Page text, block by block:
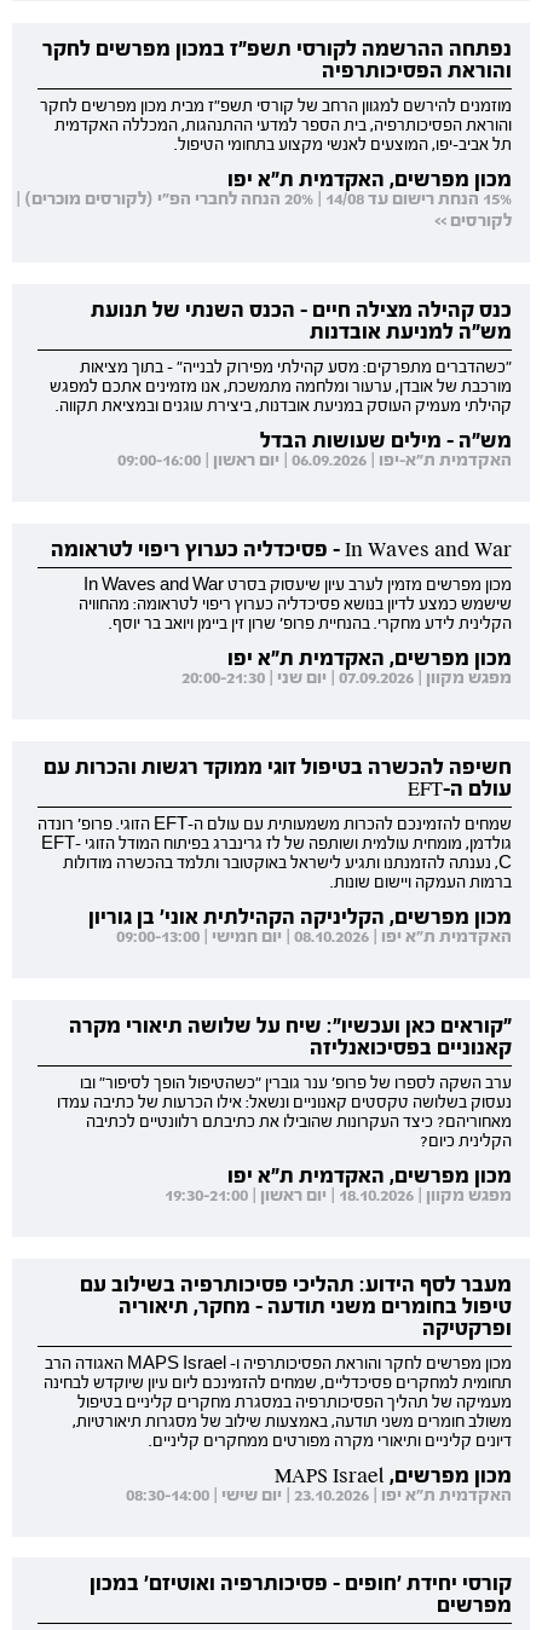
נפתחה ההרשמה לקורסי תשפ"ז במכון מפרשים לחקר
והוראת הפסיכותרפיה
מוזמנים להירשם למגוון הרחב של קורסי תשפ"ז מבית מכון מפרשים לחקר
והוראת הפסיכותרפיה, בית הספר למדעי ההתנהגות, המכללה האקדמית
תל אביב-יפו, המוצעים לאנשי מקצוע בתחומי הטיפול.
מכון מפרשים, האקדמית ת"א יפו
15% הנחת רישום עד 14/08 | 20% הנחה לחברי הפ"י (לקורסים מוכרים) |
לקורסים >>
כנס קהילה מצילה חיים - הכנס השנתי של תנועת
מש"ה למניעת אובדנות
"כשהדברים מתפרקים: מסע קהילתי מפירוק לבנייה" - בתוך מציאות
מורכבת של אובדן, ערעור ומלחמה מתמשכת, אנו מזמינים אתכם למפגש
קהילתי מעמיק העוסק במניעת אובדנות, ביצירת עוגנים ובמציאת תקווה.
מש"ה - מילים שעושות הבדל
האקדמית ת"א-יפו | 06.09.2026 | יום ראשון | 09:00-16:00
In Waves and War - פסיכדליה כערוץ ריפוי לטראומה
מכון מפרשים מזמין לערב עיון שיעסוק בסרט In Waves and War
שישמש כמצע לדיון בנושא פסיכדליה כערוץ ריפוי לטראומה: מהחוויה
הקלינית לידע מחקרי. בהנחיית פרופ' שרון זין ביימן ויואב בר יוסף.
מכון מפרשים, האקדמית ת"א יפו
מפגש מקוון | 07.09.2026 | יום שני | 20:00-21:30
חשיפה להכשרה בטיפול זוגי ממוקד רגשות והכרות עם
עולם ה-EFT
שמחים להזמינכם להכרות משמעותית עם עולם ה-EFT הזוגי. פרופ' רונדה
גולדמן, מומחית עולמית ושותפה של לז גרינברג בפיתוח המודל הזוגי EFT-
C, נענתה להזמנתנו ותגיע לישראל באוקטובר ותלמד בהכשרה מודולות
ברמות העמקה ויישום שונות.
מכון מפרשים, הקליניקה הקהילתית אוני' בן גוריון
האקדמית ת"א יפו | 08.10.2026 | יום חמישי | 09:00-13:00
"קוראים כאן ועכשיו": שיח על שלושה תיאורי מקרה
קאנוניים בפסיכואנליזה
ערב השקה לספרו של פרופ' ענר גוברין "כשהטיפול הופך לסיפור" ובו
נעסוק בשלושה טקסטים קאנוניים ונשאל: אילו הכרעות של כתיבה עמדו
מאחוריהם? כיצד העקרונות שהובילו את כתיבתם רלוונטיים לכתיבה
הקלינית כיום?
מכון מפרשים, האקדמית ת"א יפו
מפגש מקוון | 18.10.2026 | יום ראשון | 19:30-21:00
מעבר לסף הידוע: תהליכי פסיכותרפיה בשילוב עם
טיפול בחומרים משני תודעה - מחקר, תיאוריה
ופרקטיקה
מכון מפרשים לחקר והוראת הפסיכותרפיה ו- MAPS Israel האגודה הרב
תחומית למחקרים פסיכדליים, שמחים להזמינכם ליום עיון שיוקדש לבחינה
מעמיקה של תהליך הפסיכותרפיה במסגרת מחקרים קליניים בטיפול
משולב חומרים משני תודעה, באמצעות שילוב של מסגרות תיאורטיות,
דיונים קליניים ותיאורי מקרה מפורטים ממחקרים קליניים.
מכון מפרשים, MAPS Israel
האקדמית ת"א יפו | 23.10.2026 | יום שישי | 08:30-14:00
קורסי יחידת 'חופים - פסיכותרפיה ואוטיזם' במכון
מפרשים